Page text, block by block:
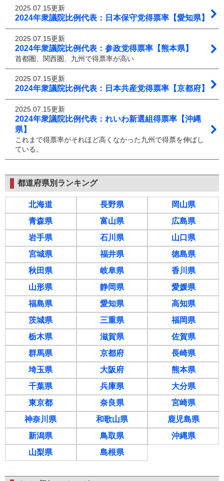
2025.07.15更新
2024年衆議院比例代表：日本保守党得票率【愛知県】
2025.07.15更新
2024年衆議院比例代表：参政党得票率【熊本県】
首都圏、関西圏、九州で得票率が高い
2025.07.15更新
2024年衆議院比例代表：日本共産党得票率【京都府】
2025.07.15更新
2024年衆議院比例代表：れいわ新選組得票率【沖縄
県】
これまで得票率がそれほど高くなかった九州で得票を伸ばし
ている。
都道府県別ランキング
北海道
青森県
岩手県
宮城県
秋田県
山形県
福島県
茨城県
栃木県
群馬県
埼玉県
千葉県
東京都
神奈川県
新潟県
山梨県
長野県
富山県
石川県
福井県
岐阜県
静岡県
愛知県
三重県
滋賀県
京都府
大阪府
兵庫県
奈良県
和歌山県
鳥取県
島根県
岡山県
広島県
山口県
徳島県
香川県
愛媛県
高知県
福岡県
佐賀県
長崎県
熊本県
大分県
宮崎県
鹿児島県
沖縄県